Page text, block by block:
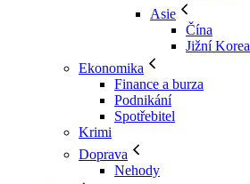
Asie
Čína
Jižní Korea
Ekonomika
Finance a burza
Podnikání
Spotřebitel
Krimi
Doprava
Nehody